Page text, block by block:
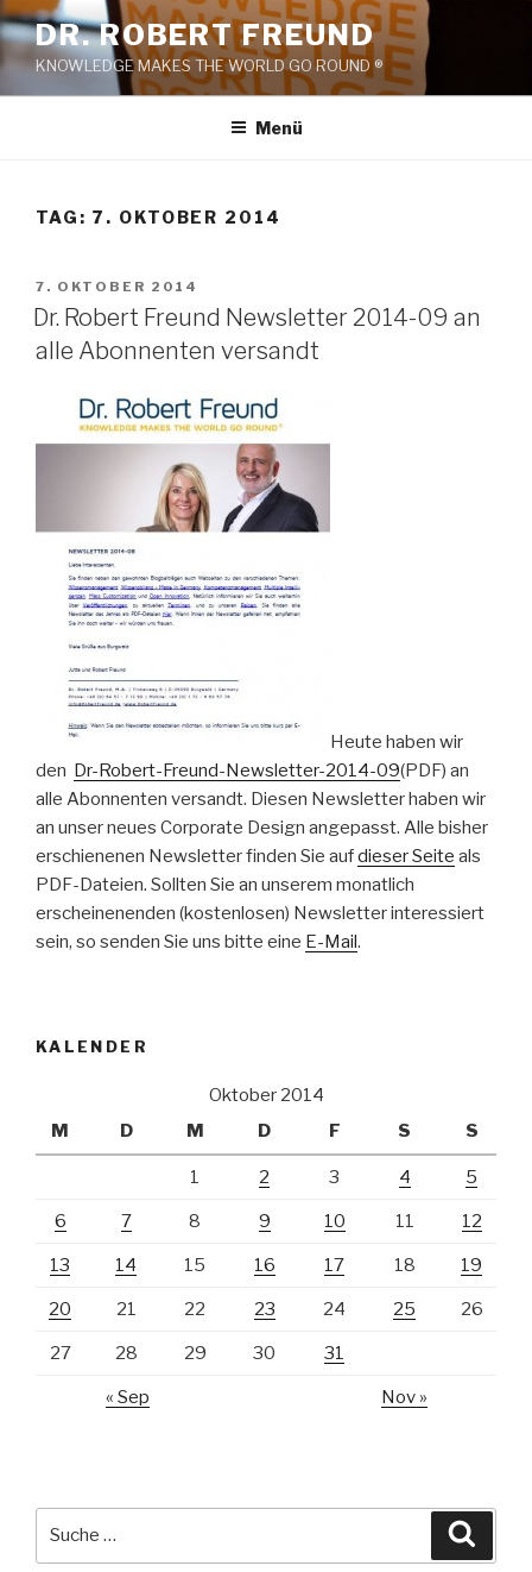
Zum
Inhalt
springen
DR. ROBERT FREUND
KNOWLEDGE MAKES THE WORLD GO ROUND ®
Menü
TAG: 7. OKTOBER 2014
VERÖFFENTLICHT
AM
7. OKTOBER 2014
Dr. Robert Freund Newsletter 2014-09 an
alle Abonnenten versandt
Heute haben wir
den Dr-Robert-Freund-Newsletter-2014-09(PDF) an
alle Abonnenten versandt. Diesen Newsletter haben wir
an unser neues Corporate Design angepasst. Alle bisher
erschienenen Newsletter finden Sie aufdieser Seite als
PDF-Dateien. Sollten Sie an unserem monatlich
erscheinenenden (kostenlosen) Newsletter interessiert
sein, so senden Sie uns bitte eine E-Mail.
KALENDER
Oktober 2014
M
D M D F S S
1 2 3 4 5
6 7 8 9 10 11 12
13 14 15 16 17 18 19
20 21 22 23 24 25 26
27 28 29 30 31
« Sep Nov »